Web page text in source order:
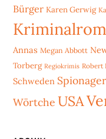
Bürger Karen Gerwig
Annas Megan Abbott
Torberg Regiokrimis Robert
Schweden
Wörtche USA